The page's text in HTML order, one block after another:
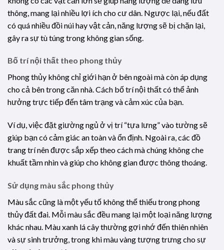
thông, mang lại nhiều lợi ích cho cư dân. Ngược lại, nếu đất
có quá nhiều đồi núi hay vật cản, năng lượng sẽ bị chặn lại,
gây ra sự tù túng trong không gian sống.
Bố trí nội thất theo phong thủy
Phong thủy không chỉ giới hạn ở bên ngoài mà còn áp dụng
cho cả bên trong căn nhà. Cách bố trí nội thất có thể ảnh
hưởng trực tiếp đến tâm trạng và cảm xúc của bạn.
Ví dụ, việc đặt giường ngủ ở vị trí “tựa lưng” vào tường sẽ
giúp bạn có cảm giác an toàn và ổn định. Ngoài ra, các đồ
trang trí nên được sắp xếp theo cách mà chúng không che
khuất tầm nhìn và giúp cho không gian được thông thoáng.
Sử dụng màu sắc phong thủy
Màu sắc cũng là một yếu tố không thể thiếu trong phong
thủy đất đai. Mỗi màu sắc đều mang lại một loại năng lượng
khác nhau. Màu xanh lá cây thường gợi nhớ đến thiên nhiên
và sự sinh trưởng, trong khi màu vàng tượng trưng cho sự